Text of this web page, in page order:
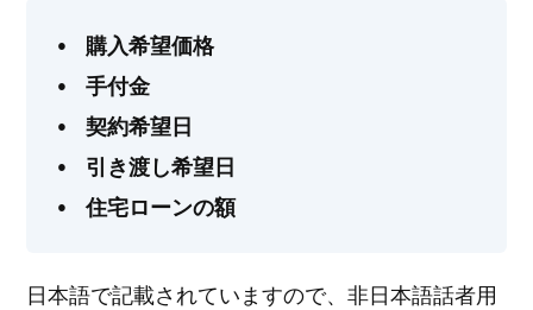
購入希望価格
手付金
契約希望日
引き渡し希望日
住宅ローンの額
日本語で記載されていますので、非日本語話者用